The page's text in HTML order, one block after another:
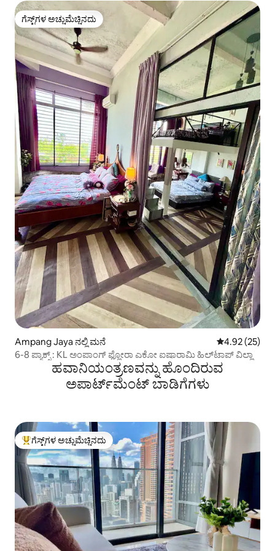
ಗೆಸ್ಟ್‌ಗಳ ಅಚ್ಚುಮೆಚ್ಚಿನದು
ಗೆಸ್ಟ್‌ಗಳ ಅಚ್ಚುಮೆಚ್ಚಿನದು
Ampang Jaya ನಲ್ಲಿ ಮನೆ 5 ರಲ್ಲಿ 4.92
4.92 (25)
6-8 ಪ್ಯಾಕ್ಸ್ : KL ಅಂಪಾಂಗ್ ಫ್ಲೋರಾ ಎಕೋ ಐಷಾರಾಮಿ ಹಿಲ್‌ಟಾಪ್ ವಿಲ್ಲಾ
ಹವಾನಿಯಂತ್ರಣವನ್ನು ಹೊಂದಿರುವ
ಅಪಾರ್ಟ್‌ಮೆಂಟ್‌ ಬಾಡಿಗೆಗಳು
ಗೆಸ್ಟ್‌ಗಳಿಗೆ ಅತಿ ಹೆಚ್ಚು ಅಚ್ಚುಮೆಚ್ಚಿನದು
ಗೆಸ್ಟ್‌ಗಳ ಅಚ್ಚುಮೆಚ್ಚಿನದು